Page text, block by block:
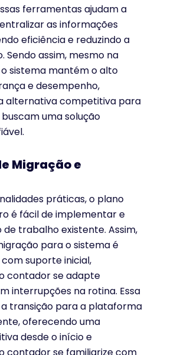
ferramentas ajudam a
as informações
eficiência e reduzindo a
Sendo assim, mesmo na
sistema mantém o alto
e desempenho,
alternativa competitiva para
uma solução
Migração e
práticas, o plano
é fácil de implementar e
trabalho existente. Assim,
para o sistema é
suporte inicial,
contador se adapte
interrupções na rotina. Essa
transição para a plataforma
oferecendo uma
desde o início e
contador se familiarize com